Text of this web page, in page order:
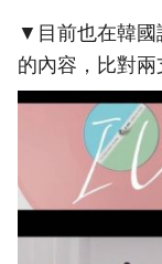
▼目前也在韓國
的內容，比對兩